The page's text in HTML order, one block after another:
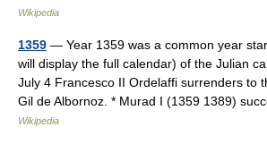
Wikipedia
1359 — Year 1359 was a common year
will display the full calendar) of the Julian
July 4 Francesco II Ordelaffi surrenders to
Gil de Albornoz. * Murad I (1359 1389)
Wikipedia